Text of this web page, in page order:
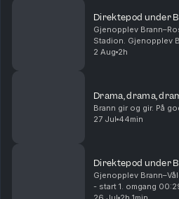
Direktepod under
Gjenopplev
Stadion. Gjenopplev
Brann Stadion.
2 Aug 2h
Drama, drama,
Brann gir og gir. På
27 Jul 44min
Direktepod under
Gjenopplev
- start 1. omgang 00:29:23 - 0-1 til